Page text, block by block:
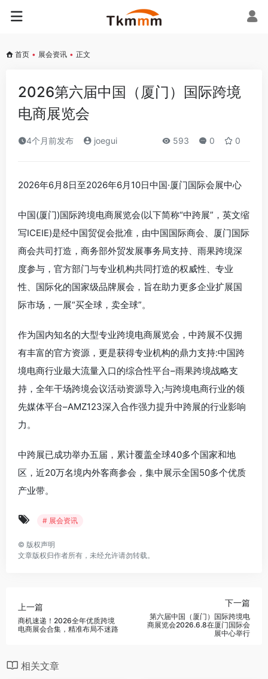
首页 • 展会资讯 • 正文
2026第六届中国（厦门）国际跨境
电商展览会
4个月前发布 joegui 593 0 0
2026年6月8日至2026年6月10日中国·厦门国际会展中心
中国(厦门)国际跨境电商展览会(以下简称“中跨展”，英文缩
写ICEIE)是经中国贸促会批准，由中国国际商会、厦门国际
商会共司打造，商务部外贸发展事务局支持、雨果跨境深
度参与，官方部门与专业机构共同打造的权威性、专业
性、国际化的国家级品牌展会，旨在助力更多企业扩展国
际市场，一展“买全球，卖全球”。
作为国内知名的大型专业跨境电商展览会，中跨展不仅拥
有丰富的官方资源，更是获得专业机构的鼎力支持:中国跨
境电商行业最大流量入口的综合性平台–雨果跨境战略支
持，全年干场跨境会议活动资源导入;与跨境电商行业的领
先媒体平台–AMZ123深入合作强力提升中跨展的行业影响
力。
中跨展已成功举办五届，累计覆盖全球40多个国家和地
区，近20万名境内外客商参会，集中展示全国50多个优质
产业带。
# 展会资讯
© 版权声明
文章版权归作者所有，未经允许请勿转载。
上一篇
商机速递！2026全年优质跨境
电商展会合集，精准布局不迷路
下一篇
第六届中国（厦门）国际跨境电
商展览会2026.6.8在厦门国际会
展中心举行
相关文章